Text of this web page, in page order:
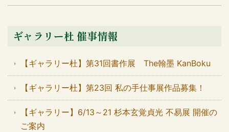
ギャラリー杜 催事情報
【ギャラリー杜】第31回書作展 The翰墨 KanBoku
【ギャラリー杜】第23回 私の手仕事展作品募集！
【ギャラリー】6/13～21 杉本玄覚貞光 不易展 開催の
ご案内